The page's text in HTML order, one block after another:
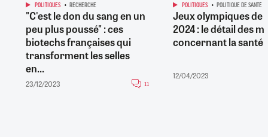
POLITIQUES RECHERCHE
"C'est le don du sang en un
peu plus poussé" : ces
biotechs françaises qui
transforment les selles
en...
23/12/2023 11
POLITIQUES POLITIQUE DE SANTÉ
Jeux olympiques de
2024 : le détail des
concernant la santé
12/04/2023